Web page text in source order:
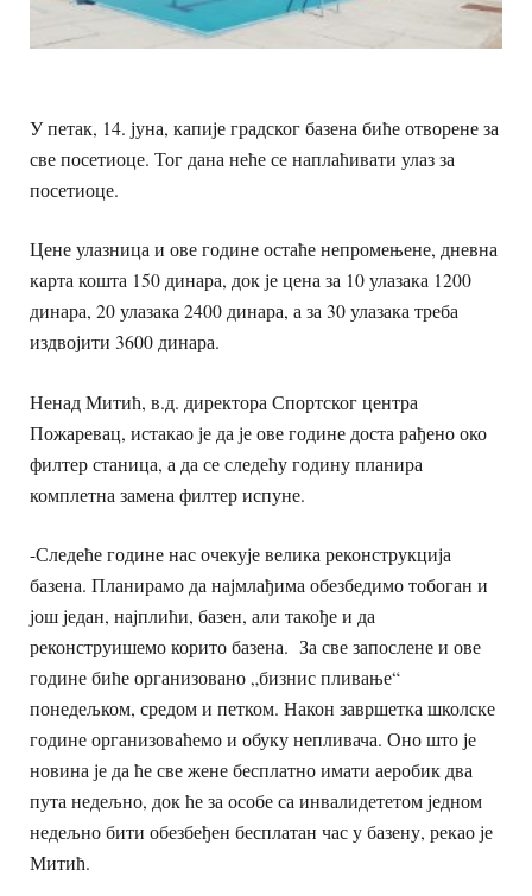
У петак, 14. јуна, капије градског базена биће отворене за
све посетиоце. Тог дана неће се наплаћивати улаз за
посетиоце.
Цене улазница и ове године остаће непромењене, дневна
карта кошта 150 динара, док је цена за 10 улазака 1200
динара, 20 улазака 2400 динара, а за 30 улазака треба
издвојити 3600 динара.
Ненад Митић, в.д. директора Спортског центра
Пожаревац, истакао је да је ове године доста рађено око
филтер станица, а да се следећу годину планира
комплетна замена филтер испуне.
-Следеће године нас очекује велика реконструкција
базена. Планирамо да најмлађима обезбедимо тобоган и
још један, најплићи, базен, али такође и да
реконструишемо корито базена. За све запослене и ове
године биће организовано „бизнис пливање“
понедељком, средом и петком. Након завршетка школске
године организоваћемо и обуку непливача. Оно што је
новина је да ће све жене бесплатно имати аеробик два
пута недељно, док ће за особе са инвалидететом једном
недељно бити обезбеђен бесплатан час у базену, рекао је
Митић.